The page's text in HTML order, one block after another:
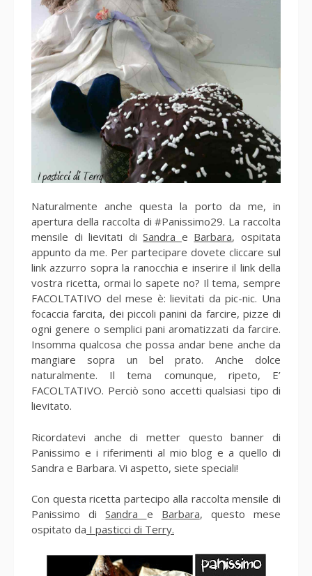
Naturalmente anche questa la porto da me, in
apertura della raccolta di #Panissimo29. La raccolta
mensile di lievitati diSandra e Barbara, ospitata
appunto da me. Per partecipare dovete cliccare sul
link azzurro sopra la ranocchia e inserire il link della
vostra ricetta, ormai lo sapete no? Il tema, sempre
FACOLTATIVO del mese è: lievitati da pic-nic. Una
focaccia farcita, dei piccoli panini da farcire, pizze di
ogni genere o semplici pani aromatizzati da farcire.
Insomma qualcosa che possa andar bene anche da
mangiare sopra un bel prato. Anche dolce
naturalmente. Il tema comunque, ripeto, E’
FACOLTATIVO. Perciò sono accetti qualsiasi tipo di
lievitato.
Ricordatevi anche di metter questo banner di
Panissimo e i riferimenti al mio blog e a quello di
Sandra e Barbara. Vi aspetto, siete speciali!
Con questa ricetta partecipo alla raccolta mensile di
Panissimo diSandra e Barbara, questo mese
ospitato da I pasticci di Terry.